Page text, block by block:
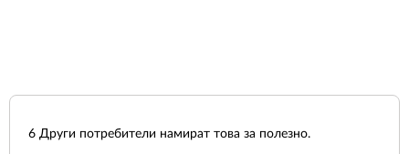
6 Други потребители намират това за полезно.